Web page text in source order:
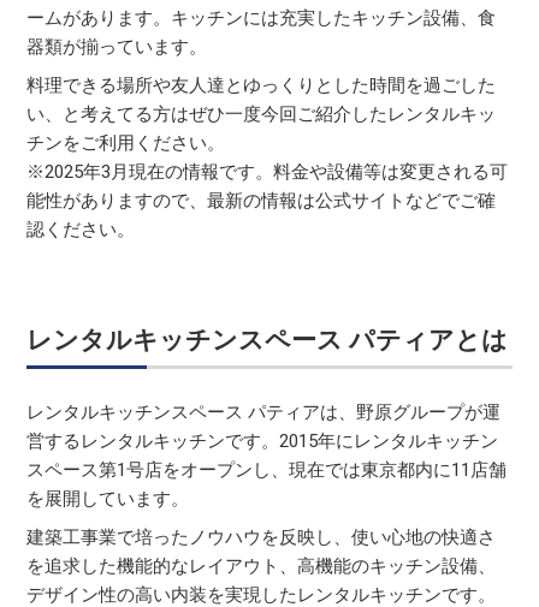
ームがあります。キッチンには充実したキッチン設備、食
器類が揃っています。
料理できる場所や友人達とゆっくりとした時間を過ごした
い、と考えてる方はぜひ一度今回ご紹介したレンタルキッ
チンをご利用ください。
※2025年3月現在の情報です。料金や設備等は変更される可
能性がありますので、最新の情報は公式サイトなどでご確
認ください。
レンタルキッチンスペース パティアとは
レンタルキッチンスペース パティアは、野原グループが運
営するレンタルキッチンです。2015年にレンタルキッチン
スペース第1号店をオープンし、現在では東京都内に11店舗
を展開しています。
建築工事業で培ったノウハウを反映し、使い心地の快適さ
を追求した機能的なレイアウト、高機能のキッチン設備、
デザイン性の高い内装を実現したレンタルキッチンです。